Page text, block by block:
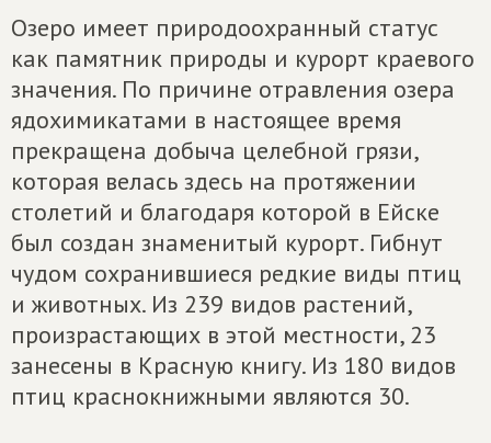
Озеро имеет природоохранный статус
как памятник природы и курорт краевого
значения. По причине отравления озера
ядохимикатами в настоящее время
прекращена добыча целебной грязи,
которая велась здесь на протяжении
столетий и благодаря которой в Ейске
был создан знаменитый курорт. Гибнут
чудом сохранившиеся редкие виды птиц
и животных. Из 239 видов растений,
произрастающих в этой местности, 23
занесены в Красную книгу. Из 180 видов
птиц краснокнижными являются 30.